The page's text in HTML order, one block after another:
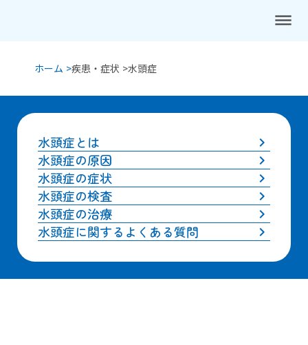
dehaze
ホーム >疾患・症状 >水頭症
水頭症とは keyboard_arrow_right
水頭症の原因 keyboard_arrow_right
水頭症の症状 keyboard_arrow_right
水頭症の検査 keyboard_arrow_right
水頭症の治療 keyboard_arrow_right
水頭症に関するよくある質問 keyboard_arrow_right